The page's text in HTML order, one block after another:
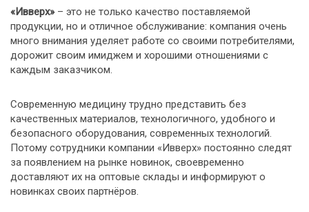
«Ивверх»– это не только качество поставляемой
продукции, но и отличное обслуживание: компания очень
много внимания уделяет работе со своими потребителями,
дорожит своим имиджем и хорошими отношениями с
каждым заказчиком.
Современную медицину трудно представить без
качественных материалов, технологичного, удобного и
безопасного оборудования, современных технологий.
Потому сотрудники компании «Ивверх» постоянно следят
за появлением на рынке новинок, своевременно
доставляют их на оптовые склады и информируют о
новинках своих партнёров.